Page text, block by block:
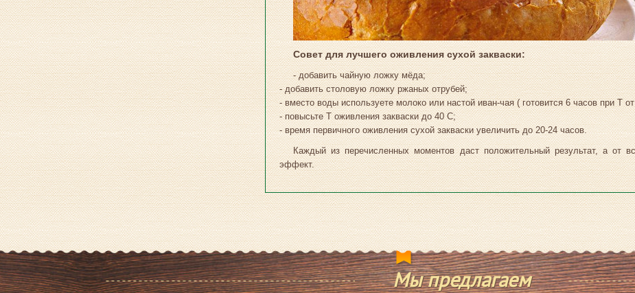
Совет для лучшего оживления сухой закваски:
- добавить чайную ложку мёда;
- добавить столовую ложку ржаных отрубей;
- вместо воды используете молоко или настой иван-чая ( готовится 6 часов при Т
- повысьте Т оживления закваски до 40 С;
- время первичного оживления сухой закваски увеличить до 20-24 часов.
Каждый из перечисленных моментов даст положительный результат, а от
эффект.
Мы предлагаем